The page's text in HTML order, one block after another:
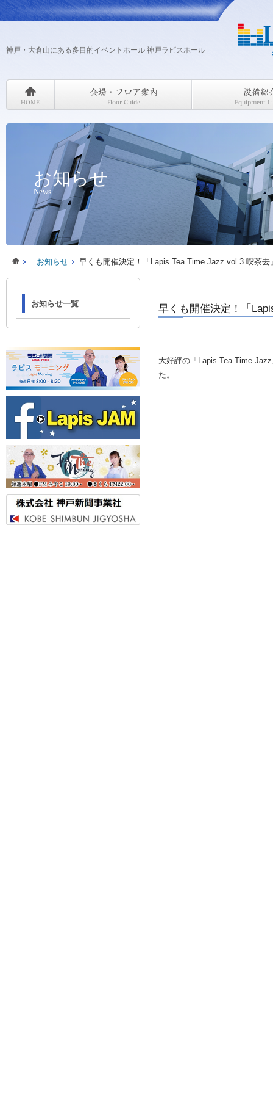
神戸・大倉山にある多目的イベントホール 神戸ラピスホール
お知らせ
News
お知らせ 早くも開催決定！「Lapis Tea Time Jazz vol.3 喫茶去
お知らせ一覧 早くも開催決定！「
大好評の「Lapis Tea Time
た。